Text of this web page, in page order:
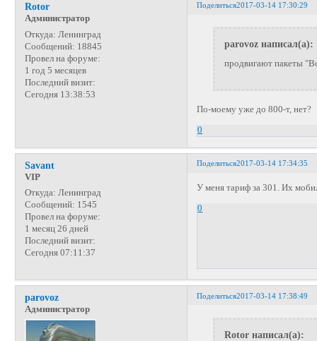
Поделиться2017-03-14 17:30:29
Rotor
Администратор
Откуда: Ленинград
Сообщений: 18845
Провел на форуме:
1 год 5 месяцев
Последний визит:
Сегодня 13:38:53
parovoz написал(а):
продвигают пакеты
По-моему уже до 800-т, нет?
0
Поделиться2017-03-14 17:34:35
Savant
VIP
Откуда: Ленинград
Сообщений: 1545
Провел на форуме:
1 месяц 26 дней
Последний визит:
Сегодня 07:11:37
У меня тариф за 301. Их
0
Поделиться2017-03-14 17:38:49
parovoz
Администратор
Rotor написал(а):